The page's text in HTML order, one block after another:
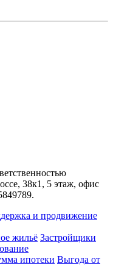
38к1, 5 этаж, офис
и продвижение
жильё Застройщики
ипотеки Выгода от